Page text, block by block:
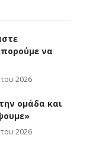
να
2026
ομάδα και
2026